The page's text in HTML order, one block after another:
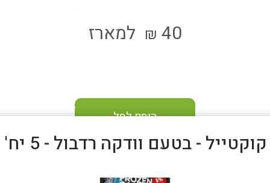
40
₪ למארז
הוסף לסל
- בטעם וודקה רדבול - 5 יח' - כשר